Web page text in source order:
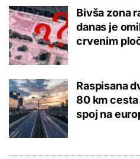
Bivša zona
danas je
crvenim
Raspisana
80 km
spoj na